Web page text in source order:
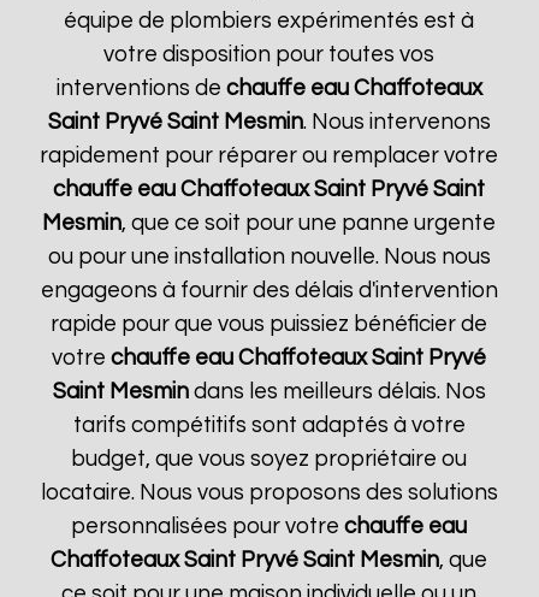
équipe de plombiers expérimentés est à
votre disposition pour toutes vos
interventions de chauffe eau Chaffoteaux
Saint Pryvé Saint Mesmin. Nous intervenons
rapidement pour réparer ou remplacer votre
chauffe eau Chaffoteaux Saint Pryvé Saint
Mesmin, que ce soit pour une panne urgente
ou pour une installation nouvelle. Nous nous
engageons à fournir des délais d'intervention
rapide pour que vous puissiez bénéficier de
votrechauffe eau Chaffoteaux Saint Pryvé
Saint Mesmindans les meilleurs délais. Nos
tarifs compétitifs sont adaptés à votre
budget, que vous soyez propriétaire ou
locataire. Nous vous proposons des solutions
personnalisées pour votrechauffe eau
Chaffoteaux Saint Pryvé Saint Mesmin, que